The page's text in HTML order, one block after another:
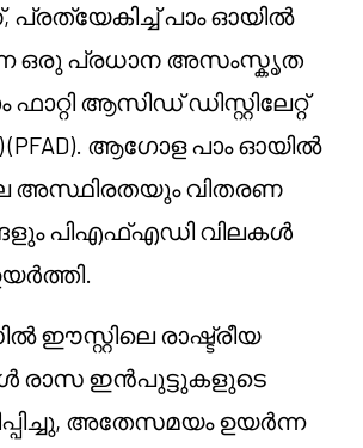
പാം ഓയിൽ
ഒരു പ്രധാന അസംസ്കൃത
ആസിഡ് ഡിസ്റ്റിലേറ്റ്
ആഗോള പാം ഓയിൽ
അസ്ഥിരതയും വിതരണ
പി‌എഫ്‌എഡി വിലകൾ
ഈസ്റ്റിലെ രാഷ്ട്രീയ
രാസ ഇൻപുട്ടുകളുടെ
അതേസമയം ഉയർന്ന